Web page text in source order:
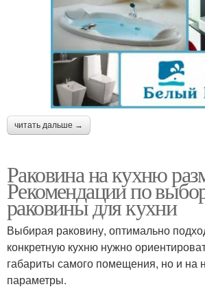
читать дальше →
Раковина на кухню
Рекомендации по
раковины для кухни
Выбирая раковину, оптимально
конкретную кухню нужно
габариты самого помещения, но и на
параметры.